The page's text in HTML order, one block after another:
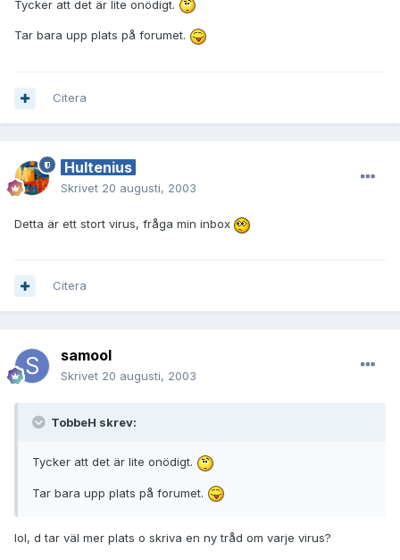
Tycker att det är lite onödigt.
Tar bara upp plats på forumet.
Citera
Hultenius
Skrivet 20 augusti, 2003
Detta är ett stort virus, fråga min inbox
Citera
samool
Skrivet 20 augusti, 2003
TobbeH skrev:
Tycker att det är lite onödigt.
Tar bara upp plats på forumet.
lol, d tar väl mer plats o skriva en ny tråd om varje virus?